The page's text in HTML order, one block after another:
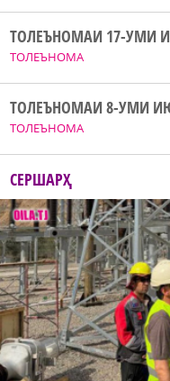
ТОЛЕЪНОМА
ТОЛЕЪНОМАИ 17-УМИ
ТОЛЕЪНОМА
ТОЛЕЪНОМАИ 8-УМИ
СЕРШАРҲ